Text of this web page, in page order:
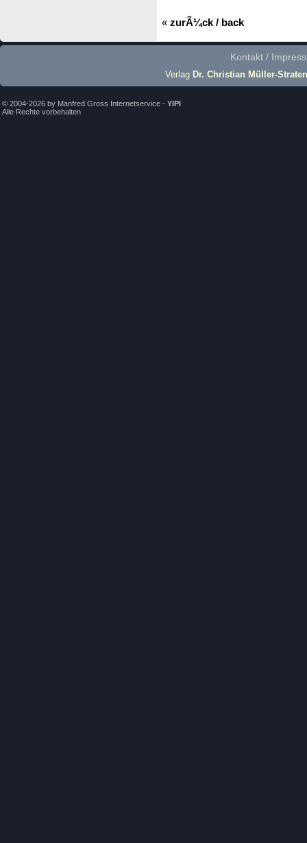
« zurÃ¼ck / back
Kontakt /
Verlag Dr. Christian Müller-Straten
© 2004-2026 by Manfred Gross Internetservice - YIPI
Alle Rechte vorbehalten